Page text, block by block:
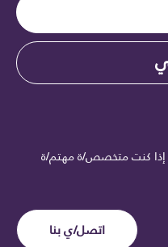
إذا كنت متخصص/ة مهتم/ة
اتصل/ي بنا